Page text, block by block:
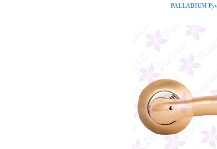
PALLADIUM